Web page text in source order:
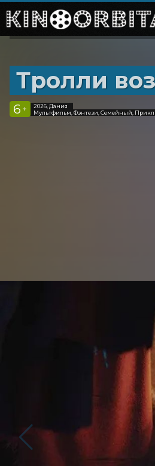
Тролли
6 +
2026, Дания
Мультфильм, Фэнтези, Семейный,